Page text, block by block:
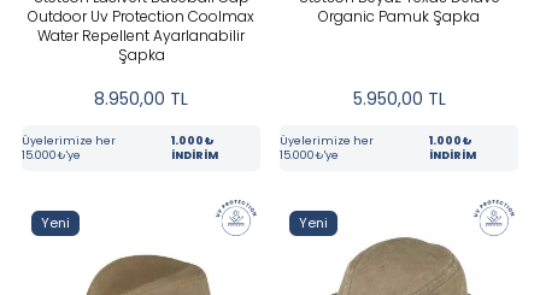
Outdoor Uv Protection Coolmax
Water Repellent Ayarlanabilir
Şapka
8.950,00 TL
Üyelerimize her
15.000₺'ye
1.000₺
İNDİRİM
Organic Pamuk Şapka
5.950,00 TL
Üyelerimize her
15.000₺'ye
1.000₺
İNDİRİM
Yeni Yeni